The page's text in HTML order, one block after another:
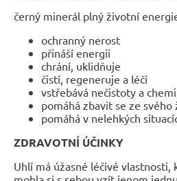
černý minerál plný životní
ochranný nerost
přináší energii
chrání, uklidňuje
čistí, regeneruje a léčí
vstřebává nečistoty a
pomáhá zbavit se ze
pomáhá v nelehkých
ZDRAVOTNÍ ÚČINKY
Uhlí má úžasné léčivé